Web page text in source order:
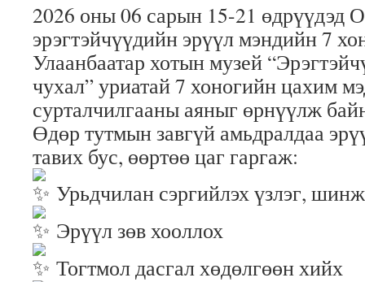
2026 оны 06 сарын 15-21 өдрүүдэд
эрэгтэйчүүдийн эрүүл мэндийн 7
Улаанбаатар хотын музей
чухал” уриатай 7 хоногийн цахим
сурталчилгааны аяныг өрнүүлж
Өдөр тутмын завгүй амьдралдаа
тавих бус, өөртөө цаг гаргаж:
Урьдчилан сэргийлэх үзлэг,
Эрүүл зөв хооллох
Тогтмол дасгал хөдөлгөөн хийх